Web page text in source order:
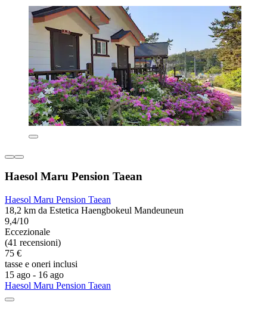
Haesol Maru Pension Taean
Haesol Maru Pension Taean
18,2 km da Estetica Haengbokeul Mandeuneun
9,4/10
Eccezionale
(41 recensioni)
75 €
tasse e oneri inclusi
15 ago - 16 ago
Haesol Maru Pension Taean